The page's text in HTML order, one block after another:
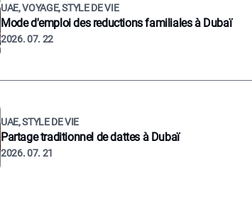
UAE, VOYAGE, STYLE DE VIE
Mode d'emploi des reductions familiales à Dubaï
2026. 07. 22
UAE, STYLE DE VIE
Partage traditionnel de dattes à Dubaï
2026. 07. 21